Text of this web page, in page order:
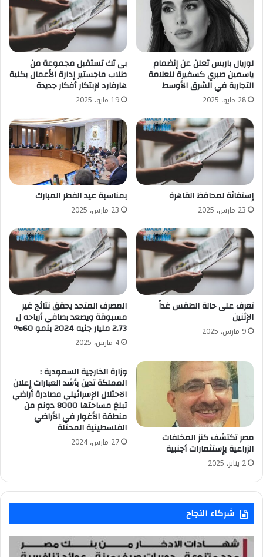
لوريال باريس تعلن عن إنضمام
ياسمين صبري كسفيرة للعلامة
التجارية في الشرق الأوسط
28 مايو، 2025
بى تك تستقبل مجموعة من
طلاب ماجستير إدارة الأعمال بكلية
هارفارد لإبتكار أفكار جديدة
19 مايو، 2025
إستغاثة لمحافظ القاهرة
23 مارس، 2025
بمناسبة عيد الفطر المبارك
23 مارس، 2025
تعرف على حالة الطقس غداً
الإثنين
9 مارس، 2025
المصرف المتحد يحقق نتائج غير
مسبوقة ويصعد بصافي أرباحه ل
2.73 مليار جنيه 2024 بنمو 60%
4 مارس، 2025
مصر تكتشف كنز المخلفات
الزراعية بإستثمارات أجنبية
2 يناير، 2025
وزارة الخارجية السعودية :
المملكة تدين بأشد العبارات إعلان
الاحتلال الإسرائيلي مصادرة أراضي
تبلغ مساحتها 8000 دونم من
منطقة الأغوار في الأراضي
الفلسطينية المحتلة
27 مارس، 2024
شركاء النجاح